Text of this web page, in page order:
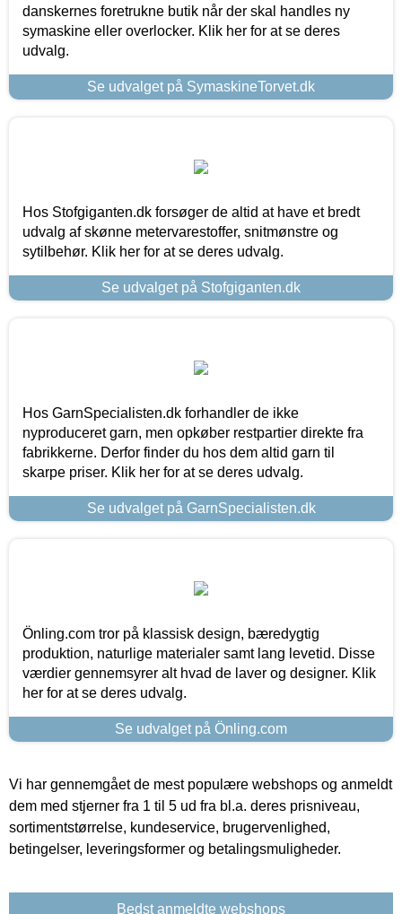
danskernes foretrukne butik når der skal handles ny
symaskine eller overlocker. Klik her for at se deres
udvalg.
Se udvalget på SymaskineTorvet.dk
Hos Stofgiganten.dk forsøger de altid at have et bredt
udvalg af skønne metervarestoffer, snitmønstre og
sytilbehør. Klik her for at se deres udvalg.
Se udvalget på Stofgiganten.dk
Hos GarnSpecialisten.dk forhandler de ikke
nyproduceret garn, men opkøber restpartier direkte fra
fabrikkerne. Derfor finder du hos dem altid garn til
skarpe priser. Klik her for at se deres udvalg.
Se udvalget på GarnSpecialisten.dk
Önling.com tror på klassisk design, bæredygtig
produktion, naturlige materialer samt lang levetid. Disse
værdier gennemsyrer alt hvad de laver og designer. Klik
her for at se deres udvalg.
Se udvalget på Önling.com
Vi har gennemgået de mest populære webshops og anmeldt
dem med stjerner fra 1 til 5 ud fra bl.a. deres prisniveau,
sortimentstørrelse, kundeservice, brugervenlighed,
betingelser, leveringsformer og betalingsmuligheder.
Bedst anmeldte webshops